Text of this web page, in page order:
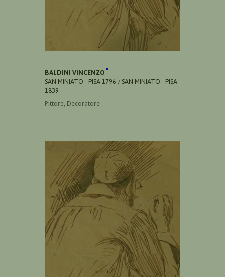
BALDINI VINCENZO
SAN MINIATO - PISA 1796 / SAN MINIATO - PISA
1839
Pittore, Decoratore